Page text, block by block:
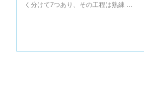
く分けて7つあり、その工程は熟練 ...